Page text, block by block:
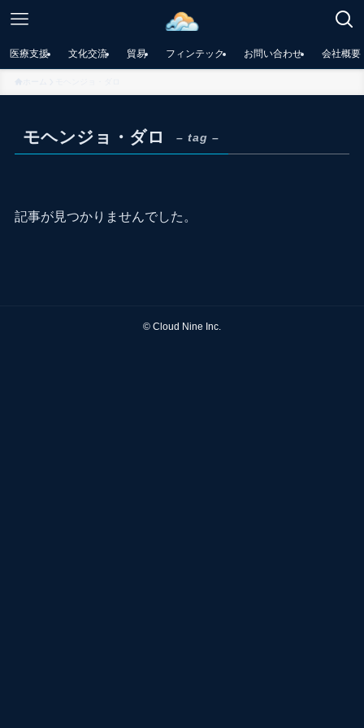
医療支援 文化交流 貿易 フィンテック お問い合わせ 会社概要
モヘンジョ・ダロ – tag –
記事が見つかりませんでした。
© Cloud Nine Inc.